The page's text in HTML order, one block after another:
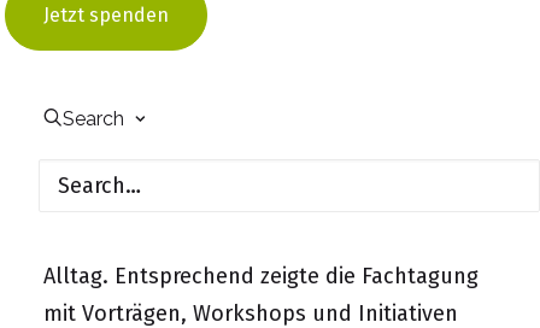
Jetzt spenden
Search
Bedeutung intakter Ökosysteme für das
Stadtklima hat auch Auswirkungen auf den
und in Zeiten von Dürre, merken die
klimaangepassten Gebäuden die
Alltag. Entsprechend zeigte die Fachtagung
mit Vorträgen, Workshops und Initiativen